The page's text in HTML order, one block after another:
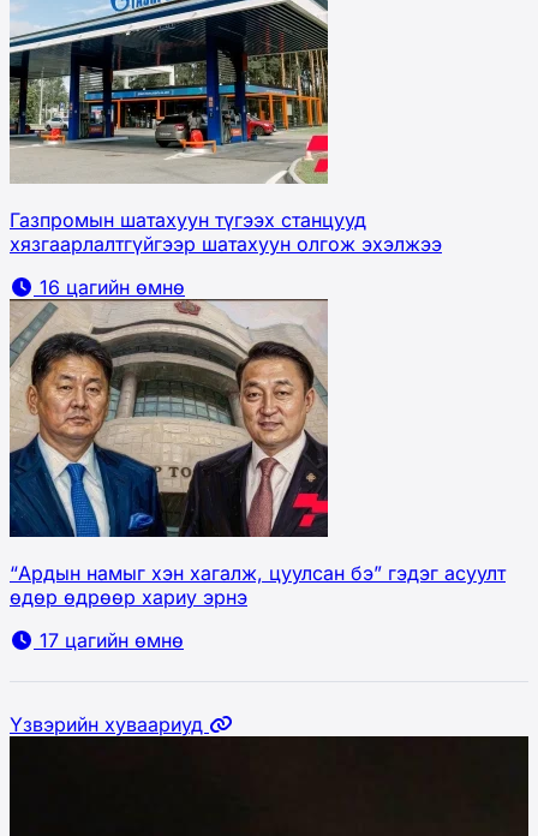
Газпромын шатахуун түгээх станцууд
хязгаарлалтгүйгээр шатахуун олгож эхэлжээ
16 цагийн өмнө
“Ардын намыг хэн хагалж, цуулсан бэ” гэдэг асуулт
өдөр өдрөөр хариу эрнэ
17 цагийн өмнө
Үзвэрийн хуваариуд